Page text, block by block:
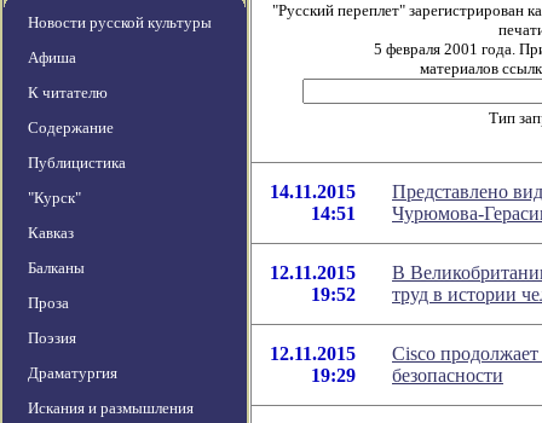
Новости русской культуры
Афиша
К читателю
Содержание
Публицистика
"Курск"
Кавказ
Балканы
Проза
Поэзия
Драматургия
Искания и размышления
"Русский переплет" зарегистрирован
5 февраля 2001 года.
материалов
Тип
14.11.2015
14:51
Представлено
Чурюмова-
12.11.2015
19:52
В
труд в истории
12.11.2015
19:29
Cisco
безопасности